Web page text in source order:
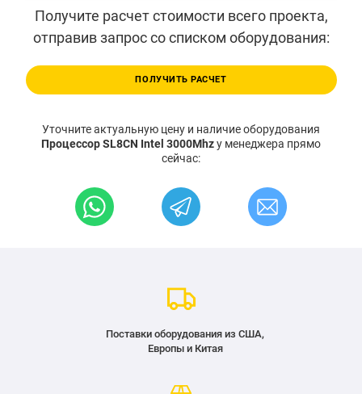
Получите расчет стоимости всего проекта,
отправив запрос со списком оборудования:
ПОЛУЧИТЬ РАСЧЕТ
Уточните актуальную цену и наличие оборудования
Процессор SL8CN Intel 3000Mhzу менеджера прямо
сейчас:
Поставки оборудования из США,
Европы и Китая